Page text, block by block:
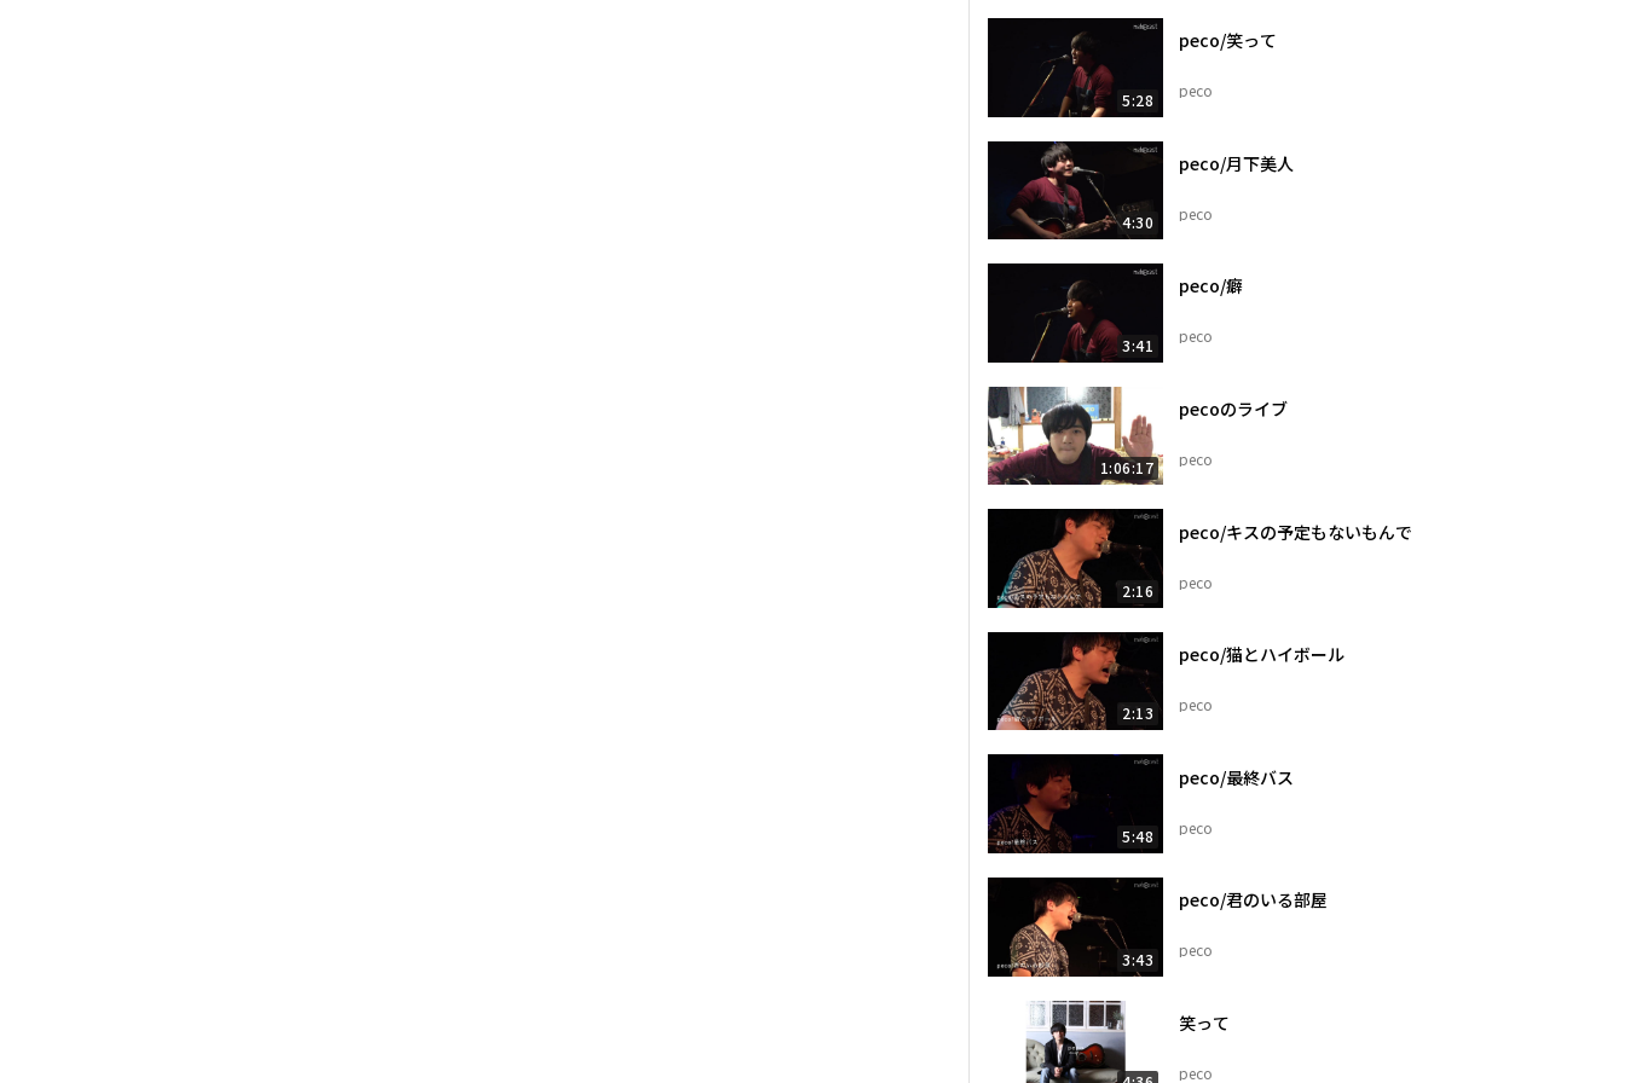
5:28
peco/笑って
peco
4:30
peco/月下美人
peco
3:41
peco/癖
peco
1:06:17
pecoのライブ
peco
2:16
peco/キスの予定もないもんで
peco
2:13
peco/猫とハイボール
peco
5:48
peco/最終バス
peco
3:43
peco/君のいる部屋
peco
笑って
peco